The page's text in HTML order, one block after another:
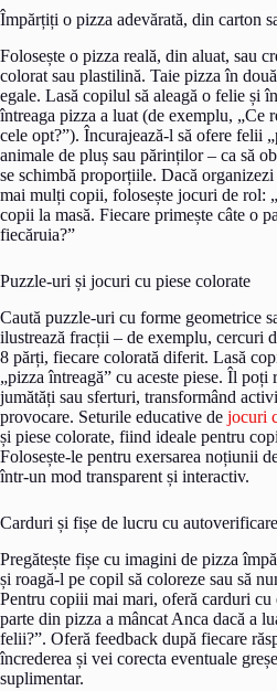
Împărțiți o pizza adevărată, din carton
Folosește o pizza reală, din aluat, sau
colorat sau plastilină. Taie pizza în
egale. Lasă copilul să aleagă o felie și
întreaga pizza a luat (de exemplu, „Ce
cele opt?”). Încurajează-l să ofere felii
animale de pluș sau părinților – ca să
se schimbă proporțiile. Dacă organizezi
mai mulți copii, folosește jocuri de rol:
copii la masă. Fiecare primește câte o
fiecăruia?”
Puzzle-uri și jocuri cu piese colorate
Caută puzzle-uri cu forme geometrice
ilustrează fracții – de exemplu, cercuri
8 părți, fiecare colorată diferit. Lasă
„pizza întreagă” cu aceste piese. Îl poți
jumătăți sau sferturi, transformând
provocare. Seturile educative de jocuri
și piese colorate, fiind ideale pentru
Folosește-le pentru exersarea noțiunii
într-un mod transparent și interactiv.
Carduri și fișe de lucru cu autoverificare
Pregătește fișe cu imagini de pizza
și roagă-l pe copil să coloreze sau să
Pentru copiii mai mari, oferă carduri
parte din pizza a mâncat Anca dacă a
felii?”. Oferă feedback după fiecare
încrederea și vei corecta eventuale
suplimentar.